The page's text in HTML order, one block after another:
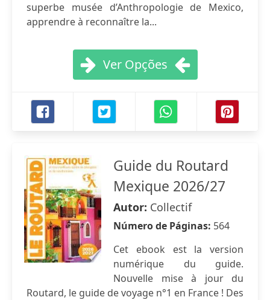
superbe musée d’Anthropologie de Mexico,
apprendre à reconnaître la...
Ver Opções
Guide du Routard
Mexique 2026/27
Autor: Collectif
Número de Páginas: 564
Cet ebook est la version
numérique du guide.
Nouvelle mise à jour du
Routard, le guide de voyage n°1 en France ! Des